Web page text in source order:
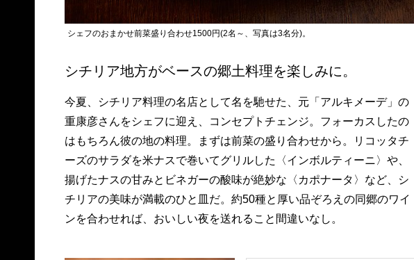
シェフのおまかせ前菜盛り合わせ1500円(2名～、写真は3名分)。
シチリア地方がベースの郷土料理を楽しみに。
今夏、シチリア料理の名店として名を馳せた、元「アルキメーデ」の
重康彦さんをシェフに迎え、コンセプトチェンジ。フォーカスしたの
はもちろん彼の地の料理。まずは前菜の盛り合わせから。リコッタチ
ーズのサラダを米ナスで巻いてグリルした〈インボルティーニ〉や、
揚げたナスの甘みとビネガーの酸味が絶妙な〈カポナータ〉など、シ
チリアの美味が満載のひと皿だ。約50種と厚い品ぞろえの同郷のワイ
ンを合わせれば、おいしい夜を送れること間違いなし。